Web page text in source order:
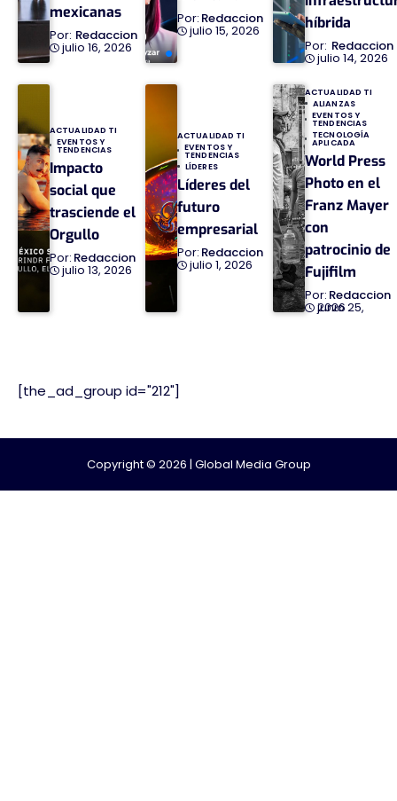
mexicanas
Redaccion
julio 16, 2026
Redaccion
julio 15, 2026
híbrida
Redaccion
julio 14, 2026
ACTUALIDAD TI
EVENTOS Y
TENDENCIAS
Impacto
social que
trasciende el
Orgullo
Redaccion
julio 13, 2026
ACTUALIDAD TI
EVENTOS Y
TENDENCIAS
LÍDERES
Líderes del
futuro
empresarial
Redaccion
julio 1, 2026
ACTUALIDAD TI
ALIANZAS
EVENTOS Y
TENDENCIAS
TECNOLOGÍA
APLICADA
World Press
Photo en el
Franz Mayer
con
patrocinio de
Fujifilm
Redaccion
junio 25, 2026
[the_ad_group id="212"]